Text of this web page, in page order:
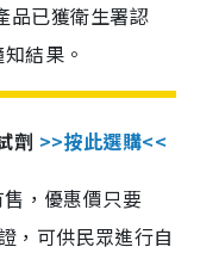
品已獲衛生署認
結果。
劑 >>按此選購<<
，優惠價只要
，可供民眾進行自